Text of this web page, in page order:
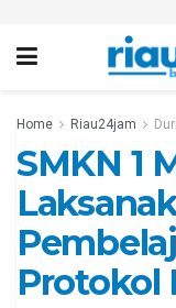
Home Riau24jam Duri
SMKN 1
Protokol